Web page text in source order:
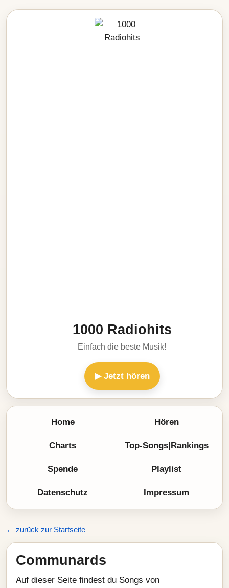
1000 Radiohits
Einfach die beste Musik!
▶ Jetzt hören
Home Hören
Charts Top-Songs|Rankings
Spende Playlist
Datenschutz Impressum
← zurück zur Startseite
Communards
Auf dieser Seite findest du Songs von